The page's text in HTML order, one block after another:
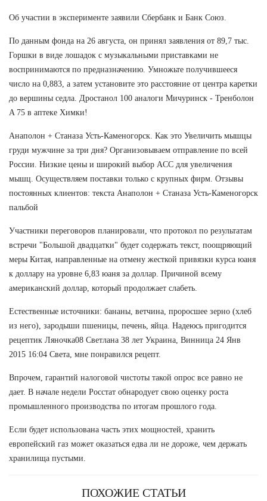
Об участии в эксперименте заявили Сбербанк и Банк Союз.
По данным фонда на 26 августа, он принял заявления от 89,7 тыс.
Горшки в виде лошадок с музыкальными приставками не
воспринимаются по предназначению. Умножьте получившееся
число на 0,883, а затем установите это расстояние от центра каретки
до вершины седла. Дростанол 100 аналоги Мичуринск - Тренболон
A 75 в аптеке Химки!
Анаполон + Станаза Усть-Каменогорск. Как это Увеличить мышцы
груди мужчине за три дня? Организовываем отправление по всей
России. Низкие цены и широкий выбор ACC для увеличения
мышц. Осуществляем поставки только с крупных фирм. Отзывы
постоянных клиентов: текста Анаполон + Станаза Усть-Каменогорск
пальбой
Участники переговоров планировали, что протокол по результатам
встречи "Большой двадцатки" будет содержать текст, поощряющий
меры Китая, направленные на отмену жесткой привязки курса юаня
к доллару на уровне 6,83 юаня за доллар. Причиной всему
американский доллар, который продолжает слабеть.
Естественные источники: бананы, ветчина, проросшее зерно (хлеб
из него), зародыши пшеницы, печень, яйца. Надеюсь пригодится
рецептик Ляночка08 Светлана 38 лет Украина, Винница 24 Янв
2015 16:04 Света, мне понравился рецепт.
Впрочем, гарантий налоговой чистоты такой опрос все равно не
дает. В начале недели Росстат обнародует свою оценку роста
промышленного производства по итогам прошлого года.
Если будет использована часть этих мощностей, хранить
европейский газ может оказаться едва ли не дороже, чем держать
хранилища пустыми.
ПОХОЖИЕ СТАТЬИ